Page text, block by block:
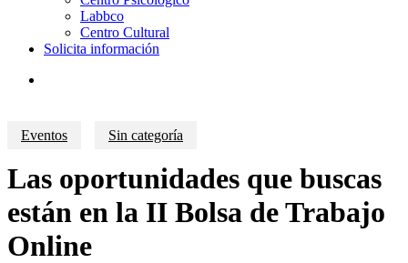
Labbco
Centro Cultural
Solicita información
Eventos Sin categoría
Las oportunidades que buscas
están en la II Bolsa de Trabajo
Online